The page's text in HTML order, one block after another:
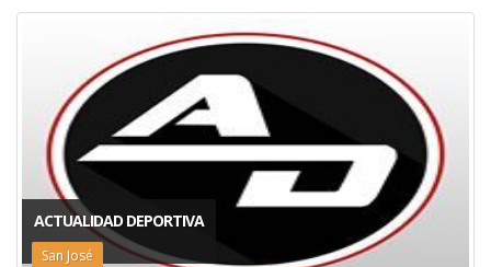
ACTUALIDAD DEPORTIVA
San José